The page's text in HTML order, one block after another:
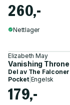
260,-
Nettlager
Elizabeth May
Vanishing Throne
Del av The Falconer
Pocket| Engelsk
179,-